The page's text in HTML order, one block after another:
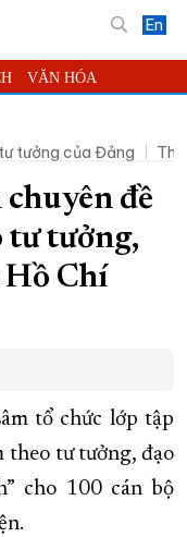
En
VĂN HÓA
BẠN ĐỌC PHÓNG SỰ
BÁO ONLINE
TỈNH KHÁNH HÒA
PHỐ TRỰC THUỘC
tưởng của Đảng
đề
tư tưởng,
Hồ Chí
tổ chức lớp tập
theo tư tưởng, đạo
cho 100 cán bộ